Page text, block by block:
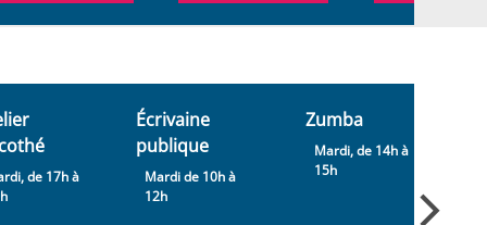
de 17h à
Écrivaine
publique
Mardi de 10h à
12h
Zumba
Mardi, de 14h à
15h